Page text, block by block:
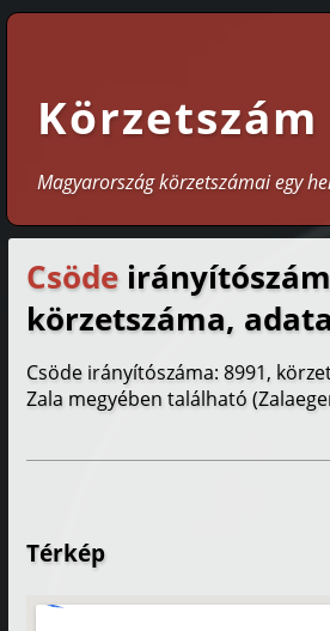
Magyarország körzetszámai egy
Csöde
körzetszáma,
Csöde irányítószáma: 8991,
Zala megyében található
Térkép